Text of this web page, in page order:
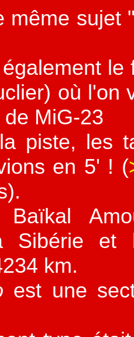
sujet
le
où l'on
MiG-23
les
en 5' ! (
Sibérie et
km.
est une